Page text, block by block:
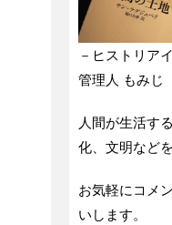
－ヒストリア
管理人 もみ
人間が生活す
化、文明など
お気軽にコメ
いします。